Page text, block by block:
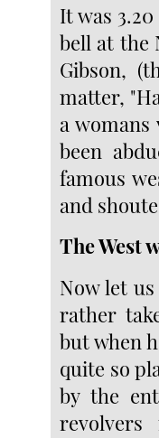
It was
bell at the
Gibson,
matter,
a
been
famous
and
The West
Now let
rather
but when
quite so
by the